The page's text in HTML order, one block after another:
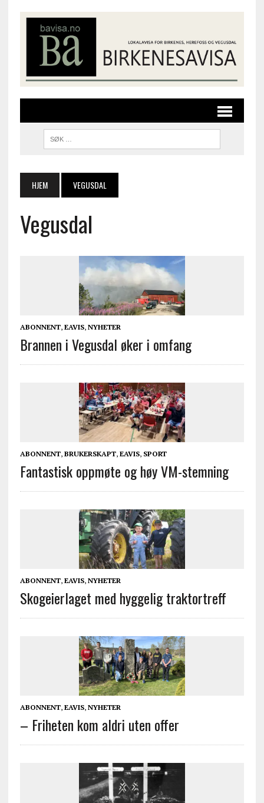
HJEM VEGUSDAL
Vegusdal
ABONNENT, EAVIS, NYHETER
Brannen i Vegusdal øker i omfang
ABONNENT, BRUKERSKAPT, EAVIS, SPORT
Fantastisk oppmøte og høy VM-stemning
ABONNENT, EAVIS, NYHETER
Skogeierlaget med hyggelig traktortreff
ABONNENT, EAVIS, NYHETER
– Friheten kom aldri uten offer